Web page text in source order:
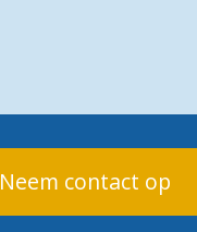
Neem contact op